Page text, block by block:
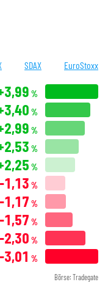
SDAX EuroStoxx
%
%
%
%
%
-1,13 %
-1,17 %
-1,57 %
-2,30 %
-3,01 %
Börse: Tradegate